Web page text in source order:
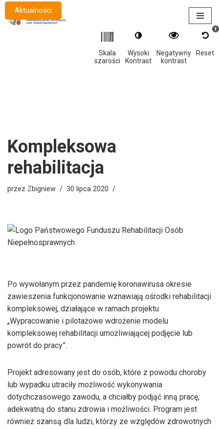
Skala
szarości
Wysoki
Kontrast
Negatywny
kontrast
Reset
Przejdź
Kompleksowa
rehabilitacja
przez Zbigniew 30 lipca 2020
Aktualności
Po wywołanym przez pandemię koronawirusa okresie
zawieszenia funkcjonowanie wznawiają ośrodki rehabilitacji
kompleksowej, działające w ramach projektu
„Wypracowanie i pilotażowe wdrożenie modelu
kompleksowej rehabilitacji umożliwiającej podjęcie lub
powrót do pracy”.
Projekt adresowany jest do osób, które z powodu choroby
lub wypadku utraciły możliwość wykonywania
dotychczasowego zawodu, a chciałby podjąć inną pracę,
adekwatną do stanu zdrowia i możliwości. Program jest
również szansą dla ludzi, którzy ze względów zdrowotnych